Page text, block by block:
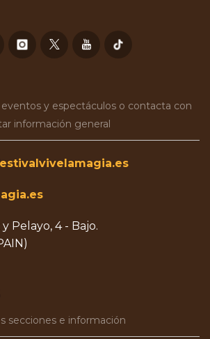
y espectáculos o contacta con
información general
Pelayo, 4 - Bajo.
secciones e información